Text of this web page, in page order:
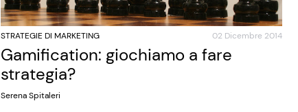
STRATEGIE DI MARKETING 02 Dicembre 2014
Gamification: giochiamo a fare
strategia?
Serena Spitaleri